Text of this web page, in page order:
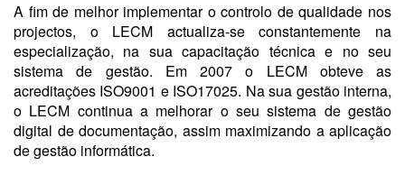
A fim de melhor implementar o controlo de qualidade nos
projectos, o LECM actualiza-se constantemente na
especialização, na sua capacitação técnica e no seu
sistema de gestão. Em 2007 o LECM obteve as
acreditações ISO9001 e ISO17025. Na sua gestão interna,
o LECM continua a melhorar o seu sistema de gestão
digital de documentação, assim maximizando a aplicação
de gestão informática.